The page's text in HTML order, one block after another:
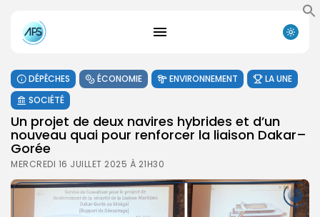
DÉPÊCHES ÉCONOMIE ENVIRONNEMENT
LA UNE
SOCIÉTÉ
Un projet de deux navires hybrides et d’un
nouveau quai pour renforcer la liaison Dakar–
Gorée
MERCREDI 16 JUILLET 2025 À 21H30